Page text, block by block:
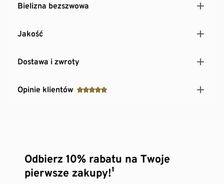
Bielizna bezszwowa
Jakość
Dostawa i zwroty
Opinie klientów
Odbierz 10% rabatu na Twoje
pierwsze zakupy!¹